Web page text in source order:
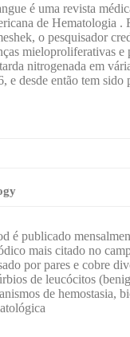
é uma revista
de Hematologia
o pesquisador
mieloproliferativas e
nitrogenada em
e desde então tem
é publicado
mais citado no
por pares e cobre
de leucócitos
de hemostasia,